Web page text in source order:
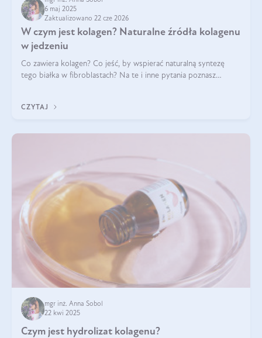
6 maj 2025
Zaktualizowano 22 cze 2026
W czym jest kolagen? Naturalne źródła kolagenu
w jedzeniu
Co zawiera kolagen? Co jeść, by wspierać naturalną syntezę
tego białka w fibroblastach? Na te i inne pytania poznasz
CZYTAJ
mgr inż. Anna Sobol
22 kwi 2025
Czym jest hydrolizat kolagenu?